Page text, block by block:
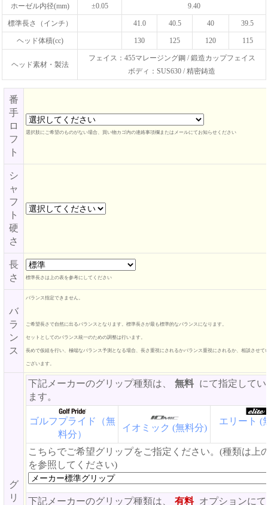
ホーゼル内径(mm) ±0.05 9.40
標準長さ（インチ） 41.0 40.5 40 39.5
ヘッド体積(cc) 130 125 120 115
ヘッド素材・製法
フェイス：455マレージング鋼 / 鍛造カップフェイス
ボディ：SUS630 / 精密鋳造
番
手
ロ
フ
ト
選択肢にご希望のものがない場合、買い物カゴ内の連絡事項欄またはメールにてお知らせください
シ
ャ
フ
ト
硬
さ
長
さ
標準長さは上の表を参考にしてください
バ
ラ
ン
ス
バランス指定できません。
ご希望長さで自然に出るバランスとなります。標準長さが最も標準的なバランスになります。
セットとしてのバランス統一のための調整は行います。
長めで仮組を行い、極端なバランス予測となる場合、長さ重視にされるかバランス重視にされるか、相談させて
ございます。
グ
リ
下記メーカーのグリップ種類は、 無料 にて指定して
ます。
ゴルフプライド（無
料分）
イオミック (無料分)
エリート (
こちらでご希望グリップをご指定ください。(種類は上
を参照してください)
下記メーカーのグリップ種類は、 有料 オプションに